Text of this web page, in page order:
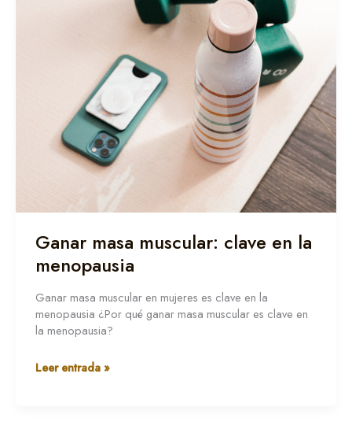
Ganar masa muscular: clave en la
menopausia
Ganar masa muscular en mujeres es clave en la
menopausia ¿Por qué ganar masa muscular es clave en
la menopausia?
Leer entrada »